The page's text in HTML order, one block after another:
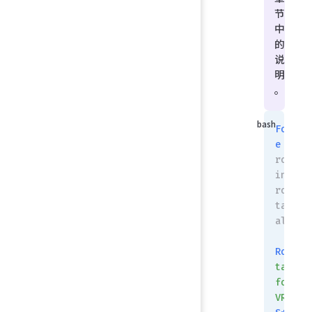
节
中
的
说
明
。
e
router
info
table
all
table
for
VRF=